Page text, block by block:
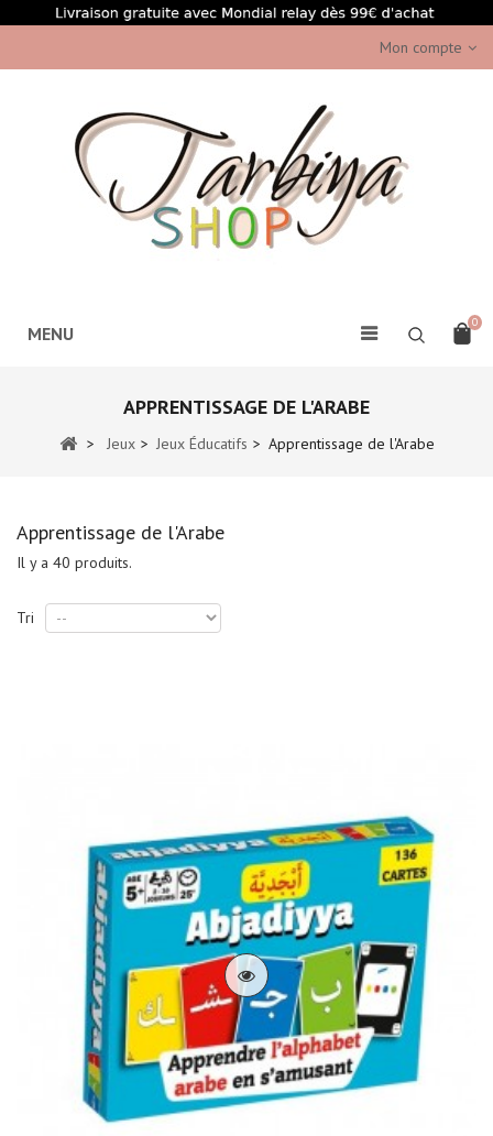
Mon compte
MENU
0
APPRENTISSAGE DE L'ARABE
> Jeux > Jeux Éducatifs > Apprentissage de l'Arabe
Apprentissage de l'Arabe
Il y a 40 produits.
Tri